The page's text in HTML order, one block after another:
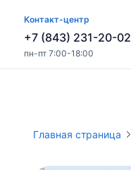
Контакт-центр
+7 (843) 231-20-02
пн-пт 7:00-18:00
Главная страница